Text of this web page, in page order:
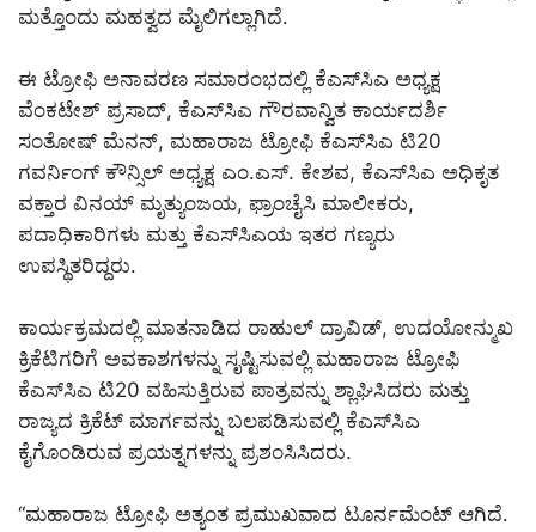
ಮತ್ತೊಂದು ಮಹತ್ವದ ಮೈಲಿಗಲ್ಲಾಗಿದೆ.
ಈ ಟ್ರೋಫಿ ಅನಾವರಣ ಸಮಾರಂಭದಲ್ಲಿ ಕೆಎಸ್‌ಸಿಎ ಅಧ್ಯಕ್ಷ
ವೆಂಕಟೇಶ್ ಪ್ರಸಾದ್, ಕೆಎಸ್‌ಸಿಎ ಗೌರವಾನ್ವಿತ ಕಾರ್ಯದರ್ಶಿ
ಸಂತೋಷ್ ಮೆನನ್, ಮಹಾರಾಜ ಟ್ರೋಫಿ ಕೆಎಸ್‌ಸಿಎ ಟಿ20
ಗವರ್ನಿಂಗ್ ಕೌನ್ಸಿಲ್ ಅಧ್ಯಕ್ಷ ಎಂ.ಎಸ್. ಕೇಶವ, ಕೆಎಸ್‌ಸಿಎ ಅಧಿಕೃತ
ವಕ್ತಾರ ವಿನಯ್ ಮೃತ್ಯುಂಜಯ, ಫ್ರಾಂಚೈಸಿ ಮಾಲೀಕರು,
ಪದಾಧಿಕಾರಿಗಳು ಮತ್ತು ಕೆಎಸ್‌ಸಿಎಯ ಇತರ ಗಣ್ಯರು
ಉಪಸ್ಥಿತರಿದ್ದರು.
ಕಾರ್ಯಕ್ರಮದಲ್ಲಿ ಮಾತನಾಡಿದ ರಾಹುಲ್ ದ್ರಾವಿಡ್, ಉದಯೋನ್ಮುಖ
ಕ್ರಿಕೆಟಿಗರಿಗೆ ಅವಕಾಶಗಳನ್ನು ಸೃಷ್ಟಿಸುವಲ್ಲಿ ಮಹಾರಾಜ ಟ್ರೋಫಿ
ಕೆಎಸ್‌ಸಿಎ ಟಿ20 ವಹಿಸುತ್ತಿರುವ ಪಾತ್ರವನ್ನು ಶ್ಲಾಘಿಸಿದರು ಮತ್ತು
ರಾಜ್ಯದ ಕ್ರಿಕೆಟ್ ಮಾರ್ಗವನ್ನು ಬಲಪಡಿಸುವಲ್ಲಿ ಕೆಎಸ್‌ಸಿಎ
ಕೈಗೊಂಡಿರುವ ಪ್ರಯತ್ನಗಳನ್ನು ಪ್ರಶಂಸಿಸಿದರು.
“ಮಹಾರಾಜ ಟ್ರೋಫಿ ಅತ್ಯಂತ ಪ್ರಮುಖವಾದ ಟೂರ್ನಮೆಂಟ್ ಆಗಿದೆ.